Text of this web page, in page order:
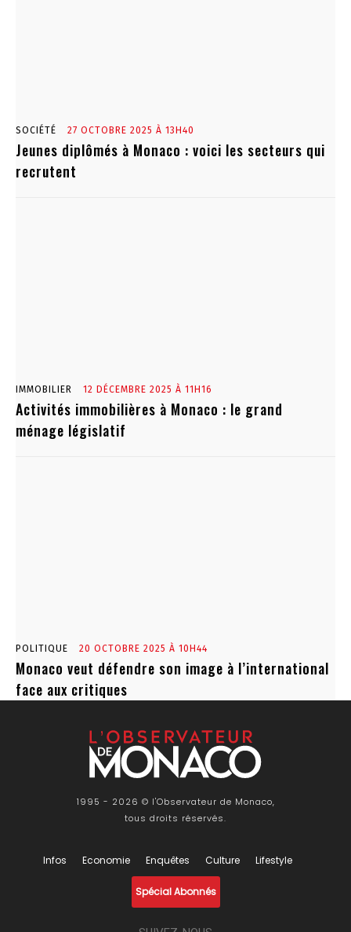
SOCIÉTÉ 27 OCTOBRE 2025 À 13H40
Jeunes diplômés à Monaco : voici les secteurs qui
recrutent
IMMOBILIER 12 DÉCEMBRE 2025 À 11H16
Activités immobilières à Monaco : le grand
ménage législatif
POLITIQUE 20 OCTOBRE 2025 À 10H44
Monaco veut défendre son image à l’international
face aux critiques
1995 - 2026 © l'Observateur de Monaco,
tous droits réservés.
Infos Economie Enquêtes Culture Lifestyle
Spécial Abonnés